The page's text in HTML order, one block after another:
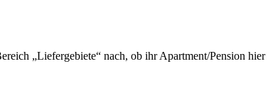
„Liefergebiete“ nach, ob ihr Apartment/Pension